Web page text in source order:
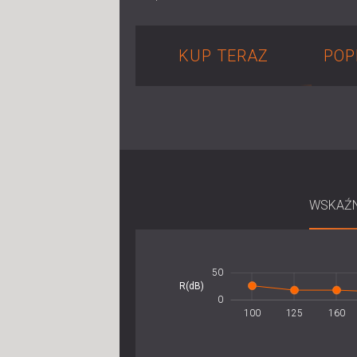
KUP TERAZ
R(dB)
0
50
100 125 160